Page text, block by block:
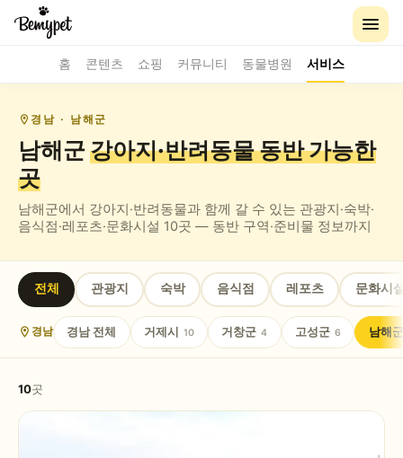
홈 콘텐츠 쇼핑 커뮤니티 동물병원 서비스
경남 · 남해군
남해군강아지·반려동물 동반가능한
곳
남해군에서 강아지·반려동물과 함께 갈 수 있는 관광지·숙박·
음식점·레포츠·문화시설 10곳 — 동반 구역·준비물 정보까지
전체 관광지 숙박 음식점 레포츠 문화시
경남 경남전체 거제시 10 거창군 4 고성군 6 남해군
10곳